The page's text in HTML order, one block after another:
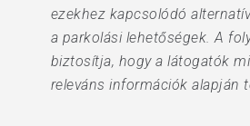
ezekhez kapcsolódó
a parkolási lehetőségek. A
biztosítja, hogy a látogatók
releváns információk alapján